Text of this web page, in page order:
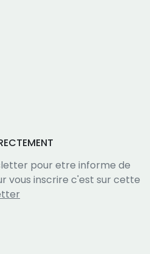
pour etre informe de
vous inscrire c'est sur cette